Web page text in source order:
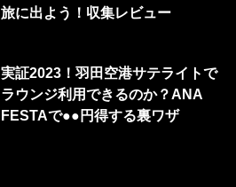
旅に出よう！収集レビュー
実証2023！羽田空港サテライトで
ラウンジ利用できるのか？ANA
FESTAで●●円得する裏ワザ